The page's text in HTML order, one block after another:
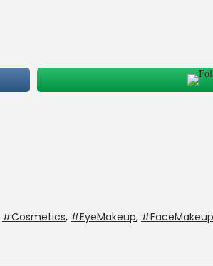
#Cosmetics, #EyeMakeup, #FaceMakeup